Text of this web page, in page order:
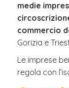
medie
commercio
Gorizia e
Le imprese
regola con